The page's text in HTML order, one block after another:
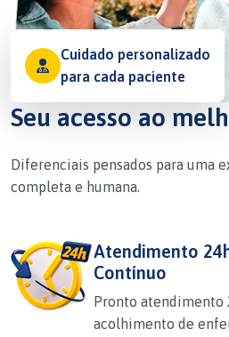
Seu acesso ao
Diferenciais pensados para uma
completa e humana.
Atendimento
Contínuo
Pronto atendimento
acolhimento de
Cuidado personalizado
para cada paciente